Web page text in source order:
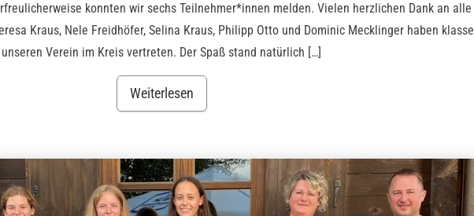
konnten wir sechs Teilnehmer*innen melden. Vielen herzlichen Dank an alle
Kraus, Nele Freidhöfer, Selina Kraus, Philipp Otto und Dominic Mecklinger haben klasse
unseren Verein im Kreis vertreten. Der Spaß stand natürlich […]
Weiterlesen